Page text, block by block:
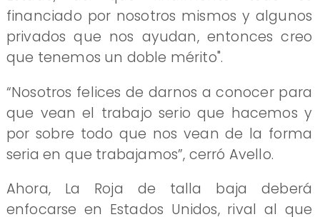
financiado por nosotros mismos y algunos
privados que nos ayudan, entonces creo
que tenemos un doble mérito".
“Nosotros felices de darnos a conocer para
que vean el trabajo serio que hacemos y
por sobre todo que nos vean de la forma
seria en que trabajamos”, cerró Avello.
Ahora, La Roja de talla baja deberá
enfocarse en Estados Unidos, rival al que